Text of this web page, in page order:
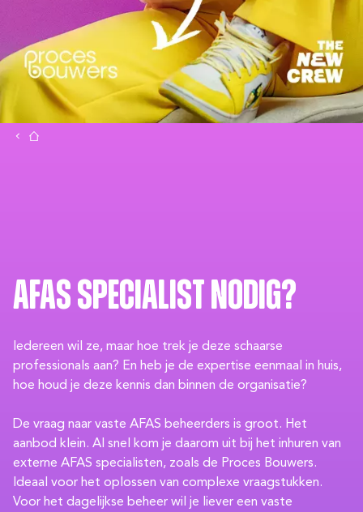
AFAS Specialist nodig?
Iedereen wil ze, maar hoe trek je deze schaarse
professionals aan? En heb je de expertise eenmaal in huis,
hoe houd je deze kennis dan binnen de organisatie?
De vraag naar vaste AFAS beheerders is groot. Het
aanbod klein. Al snel kom je daarom uit bij het inhuren van
externe AFAS specialisten, zoals de Proces Bouwers.
Ideaal voor het oplossen van complexe vraagstukken.
Voor het dagelijkse beheer wil je liever een vaste